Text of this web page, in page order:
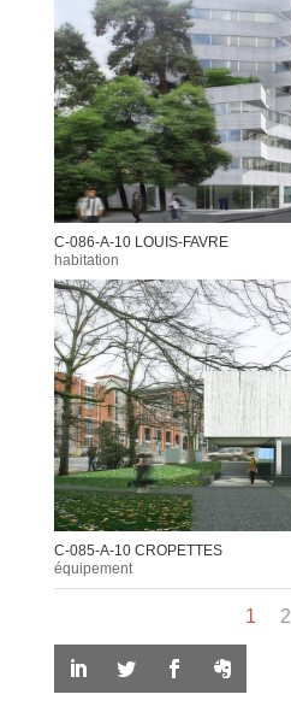
C-086-A-10 LOUIS-FAVRE
habitation
C-085-A-10 CROPETTES
équipement
1 2